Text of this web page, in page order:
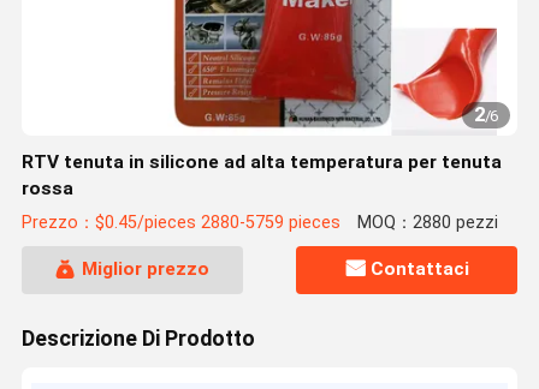
2/6
RTV tenuta in silicone ad alta temperatura per tenuta
rossa
Prezzo：$0.45/pieces 2880-5759 pieces MOQ：2880 pezzi
Miglior prezzo Contattaci
Descrizione Di Prodotto